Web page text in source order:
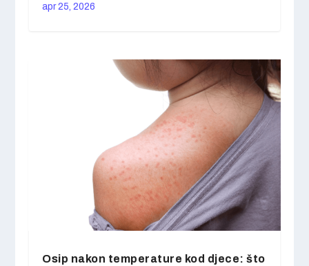
apr 25, 2026
Osip nakon temperature kod djece: što